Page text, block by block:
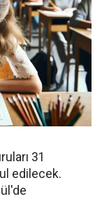
31
edilecek.